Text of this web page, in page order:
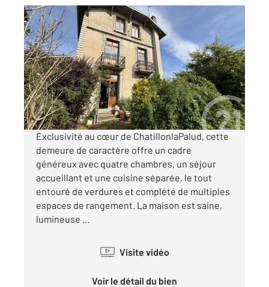
CHATILLON LA PALUD 01
133,19 m
, 5 pièces
Ref : 6107
Maison à vendre
250 000 €
Visiter le site dédié
Exclusivité au cœur de ChatillonlaPalud, cette
demeure de caractère offre un cadre
généreux avec quatre chambres, un séjour
accueillant et une cuisine séparée, le tout
entouré de verdures et complété de multiples
espaces de rangement. La maison est saine,
lumineuse ...
Visite vidéo
Voir le détail du bien